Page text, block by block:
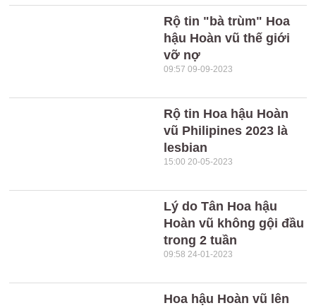
Rộ tin "bà trùm" Hoa
hậu Hoàn vũ thế giới
vỡ nợ
09:57 09-09-2023
Rộ tin Hoa hậu Hoàn
vũ Philipines 2023 là
lesbian
15:00 20-05-2023
Lý do Tân Hoa hậu
Hoàn vũ không gội đầu
trong 2 tuần
09:58 24-01-2023
Hoa hậu Hoàn vũ lên